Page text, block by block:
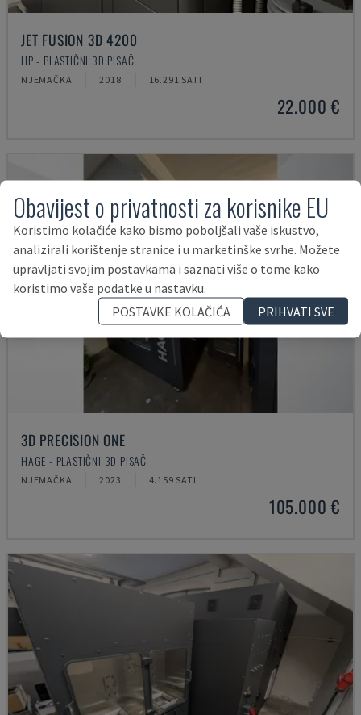
JET FUSION 3D 4200
HP - PLASTIČNI 3D PISAČ
NJEMAČKA 2018 16.291 SATI
22.000 €
3D PRECISION ONE
HAGE - PLASTIČNI 3D PISAČ
NJEMAČKA 2023 4.159 SATI
105.000 €
Obavijest o privatnosti za korisnike EU
Koristimo kolačiće kako bismo poboljšali vaše iskustvo,
analizirali korištenje stranice i u marketinške svrhe. Možete
upravljati svojim postavkama i saznati više o tome kako
koristimo vaše podatke u nastavku.
POSTAVKE KOLAČIĆA
PRIHVATI SVE